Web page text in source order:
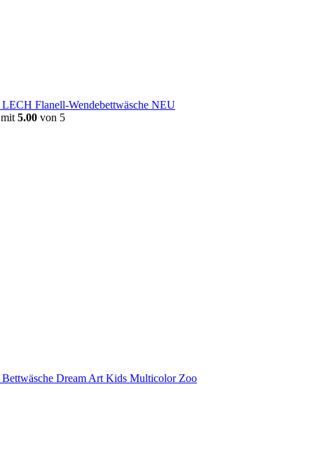
LECH Flanell-Wendebettwäsche NEU
5.00 von 5
Bettwäsche Dream Art Kids Multicolor Zoo